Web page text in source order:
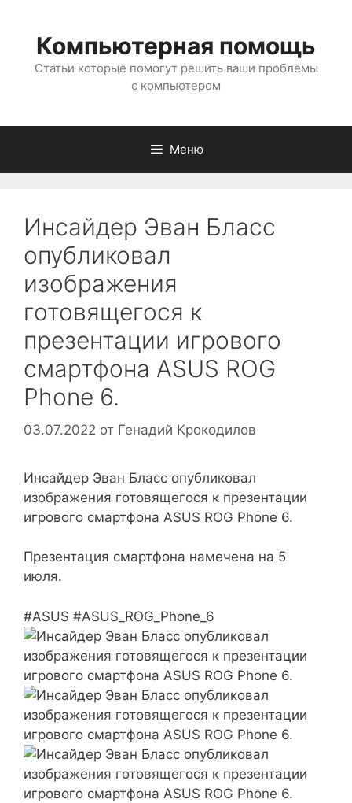
содержимому
Компьютерная помощь
Статьи которые помогут решить ваши проблемы
с компьютером
Меню
Инсайдер Эван Бласс
опубликовал
изображения
готовящегося к
презентации игрового
смартфона ASUS ROG
Phone 6.
03.07.2022 от Генадий Крокодилов
Инсайдер Эван Бласс опубликовал
изображения готовящегося к презентации
игрового смартфона ASUS ROG Phone 6.
Презентация смартфона намечена на 5
июля.
#ASUS #ASUS_ROG_Phone_6